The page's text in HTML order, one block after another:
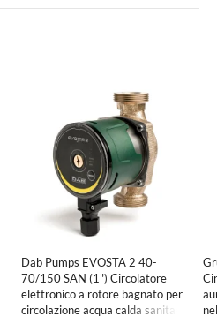
Dab Pumps EVOSTA 2 40-
70/150 SAN (1") Circolatore
elettronico a rotore bagnato per
circolazione acqua calda sanitaria